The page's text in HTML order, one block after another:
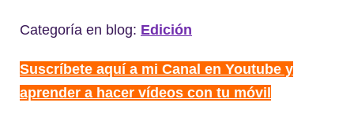
Categoría en blog: Edición
Suscríbete aquí a mi Canal en Youtube y
aprender a hacer vídeos con tu móvil